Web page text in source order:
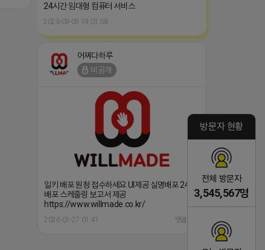
24시간 임대형 컴퓨터 서비스
2023-09-05 19:01:58
어쩌다하루
비공개
일키 배포 원청 접수하세요 UI제공 실명배포 247
배포 스케줄링 보고서 제공
https://www.willmade.co.kr/
2026-01-27 01:41 댓글: 0개
방문자 현황
전체 방문자
3,545,567명